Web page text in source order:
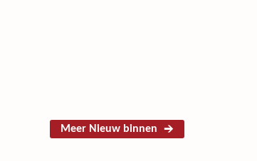
Meer Nieuw binnen